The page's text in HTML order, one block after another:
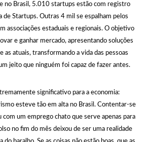
no Brasil, 5.010 startups estão com registro
de Startups. Outras 4 mil se espalham pelos
associações estaduais e regionais. O objetivo
e ganhar mercado, apresentando soluções
as atuais, transformando a vida das pessoas
jeito que ninguém foi capaz de fazer antes.
significativo para a economia:
esteve tão em alta no Brasil. Contentar-se
com um emprego chato que serve apenas para
no fim do mês deixou de ser uma realidade